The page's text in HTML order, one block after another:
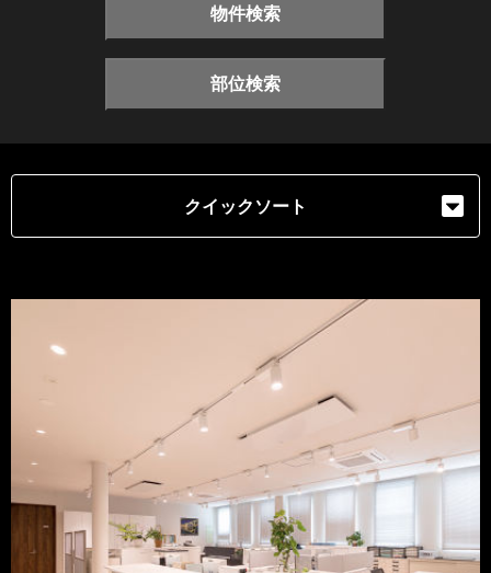
物件検索
部位検索
クイックソート